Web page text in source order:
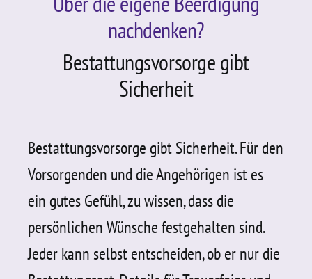
Kontakt
nachdenken?
Bestattungsvorsorge gibt
Sicherheit
Bestattungsvorsorge gibt Sicherheit. Für den
Vorsorgenden und die Angehörigen ist es
ein gutes Gefühl, zu wissen, dass die
persönlichen Wünsche festgehalten sind.
Jeder kann selbst entscheiden, ob er nur die